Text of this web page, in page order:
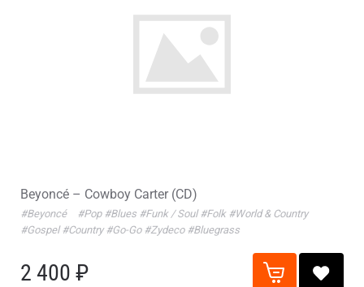
Beyoncé – Cowboy Carter (CD)
#Beyoncé #Pop #Blues #Funk / Soul #Folk #World & Country
#Gospel #Country #Go-Go #Zydeco #Bluegrass
2 400 ₽